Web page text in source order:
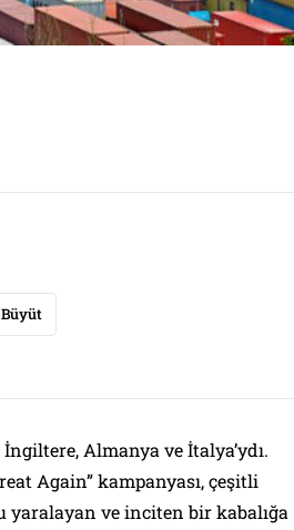
Büyüt
Almanya ve İtalya’ydı.
Again” kampanyası, çeşitli
yaralayan ve inciten bir kabalığa